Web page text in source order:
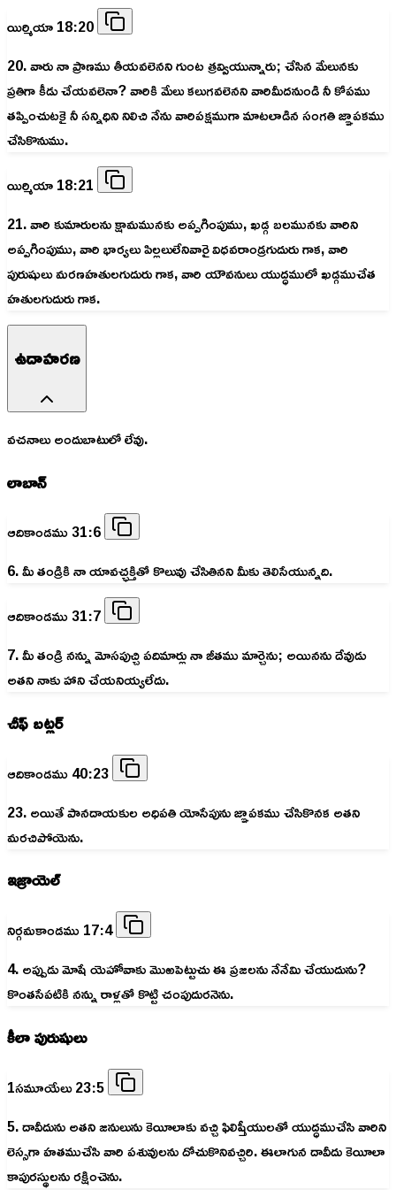
యిర్మియా 18:20
20. వారు నా ప్రాణము తీయవలెనని గుంట త్రవ్వియున్నారు; చేసిన మేలునకు
ప్రతిగా కీడు చేయవలెనా? వారికి మేలు కలుగవలెనని వారిమీదనుండి నీ కోపము
తప్పించుటకై నీ సన్నిధిని నిలిచి నేను వారిపక్షముగా మాటలాడిన సంగతి జ్ఞాపకము
చేసికొనుము.
యిర్మియా 18:21
21. వారి కుమారులను క్షామమునకు అప్పగింపుము, ఖడ్గ బలమునకు వారిని
అప్పగింపుము, వారి భార్యలు పిల్లలులేనివారై విధవరాండ్రగుదురు గాక, వారి
పురుషులు మరణహతులగుదురు గాక, వారి యౌవనులు యుద్ధములో ఖడ్గముచేత
హతులగుదురు గాక.
ఉదాహరణ
వచనాలు అందుబాటులో లేవు.
లాబాన్
ఆదికాండము 31:6
6. మీ తండ్రికి నా యావచ్ఛక్తితో కొలువు చేసితినని మీకు తెలిసేయున్నది.
ఆదికాండము 31:7
7. మీ తండ్రి నన్ను మోసపుచ్చి పదిమార్లు నా జీతము మార్చెను; అయినను దేవుడు
అతని నాకు హాని చేయనియ్యలేదు.
చీఫ్ బట్లర్
ఆదికాండము 40:23
23. అయితే పానదాయకుల అధిపతి యోసేపును జ్ఞాపకము చేసికొనక అతని
మరచిపోయెను.
ఇజ్రాయెల్
నిర్గమకాండము 17:4
4. అప్పుడు మోషే యెహోవాకు మొఱపెట్టుచు ఈ ప్రజలను నేనేమి చేయుదును?
కొంతసేపటికి నన్ను రాళ్లతో కొట్టి చంపుదురనెను.
కీలా పురుషులు
1సమూయేలు 23:5
5. దావీదును అతని జనులును కెయీలాకు వచ్చి ఫిలిష్తీయులతో యుద్ధముచేసి వారిని
లెస్సగా హతముచేసి వారి పశువులను దోచుకొనివచ్చిరి. ఈలాగున దావీదు కెయీలా
కాపురస్థులను రక్షించెను.